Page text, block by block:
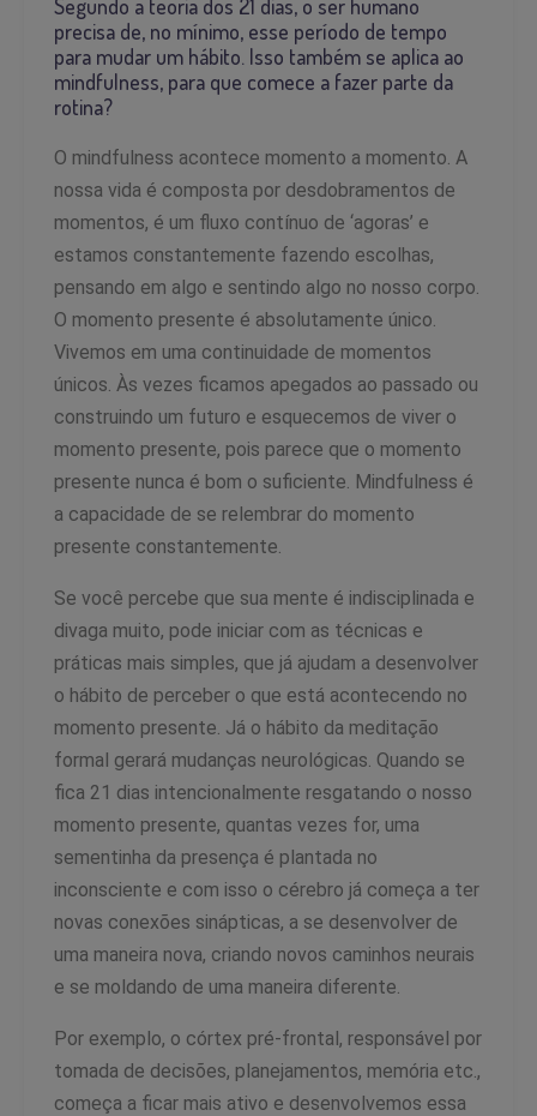
Segundo a teoria dos 21 dias, o ser humano
precisa de, no mínimo, esse período de tempo
para mudar um hábito. Isso também se aplica ao
mindfulness, para que comece a fazer parte da
rotina?
O mindfulness acontece momento a momento. A
nossa vida é composta por desdobramentos de
momentos, é um fluxo contínuo de ‘agoras’ e
estamos constantemente fazendo escolhas,
pensando em algo e sentindo algo no nosso corpo.
O momento presente é absolutamente único.
Vivemos em uma continuidade de momentos
únicos. Às vezes ficamos apegados ao passado ou
construindo um futuro e esquecemos de viver o
momento presente, pois parece que o momento
presente nunca é bom o suficiente. Mindfulness é
a capacidade de se relembrar do momento
presente constantemente.
Se você percebe que sua mente é indisciplinada e
divaga muito, pode iniciar com as técnicas e
práticas mais simples, que já ajudam a desenvolver
o hábito de perceber o que está acontecendo no
momento presente. Já o hábito da meditação
formal gerará mudanças neurológicas. Quando se
fica 21 dias intencionalmente resgatando o nosso
momento presente, quantas vezes for, uma
sementinha da presença é plantada no
inconsciente e com isso o cérebro já começa a ter
novas conexões sinápticas, a se desenvolver de
uma maneira nova, criando novos caminhos neurais
e se moldando de uma maneira diferente.
Por exemplo, o córtex pré-frontal, responsável por
tomada de decisões, planejamentos, memória etc.,
começa a ficar mais ativo e desenvolvemos essa